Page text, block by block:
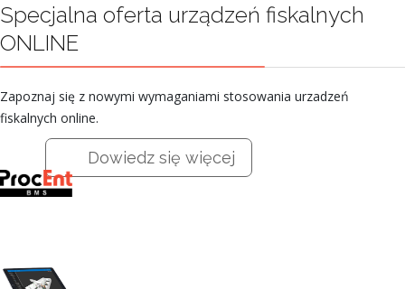
Specjalna oferta urządzeń fiskalnych
ONLINE
Zapoznaj się z nowymi wymaganiami stosowania urzadzeń
fiskalnych online.
Dowiedz się więcej